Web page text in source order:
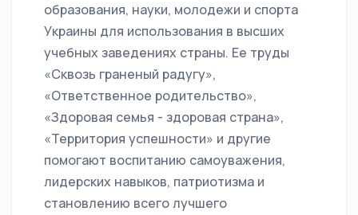
образования, науки, молодежи и спорта
Украины для использования в высших
учебных заведениях страны. Ее труды
«Сквозь граненый радугу»,
«Ответственное родительство»,
«Здоровая семья - здоровая страна»,
«Территория успешности» и другие
помогают воспитанию самоуважения,
лидерских навыков, патриотизма и
становлению всего лучшего